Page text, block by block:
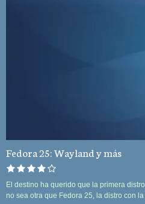
Fedora 25: Wayland y más
El destino ha querido que la primera
no sea otra que Fedora 25, la distro con la